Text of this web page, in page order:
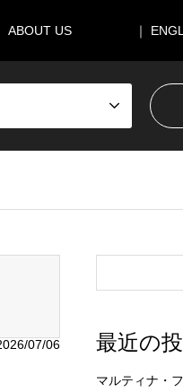
ABOUT US ｜
07/06 最近の
マルティナ・